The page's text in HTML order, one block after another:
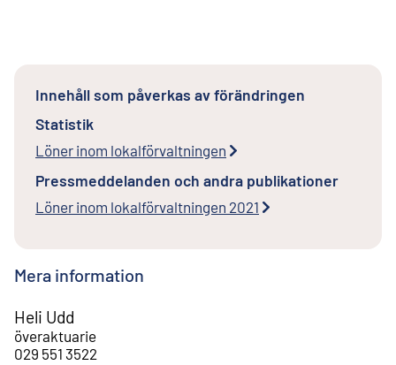
Innehåll som påverkas av förändringen
Statistik
Löner inom lokalförvaltningen
Pressmeddelanden och andra publikationer
Löner inom lokalförvaltningen 2021
Mera information
Heli Udd
överaktuarie
029 551 3522